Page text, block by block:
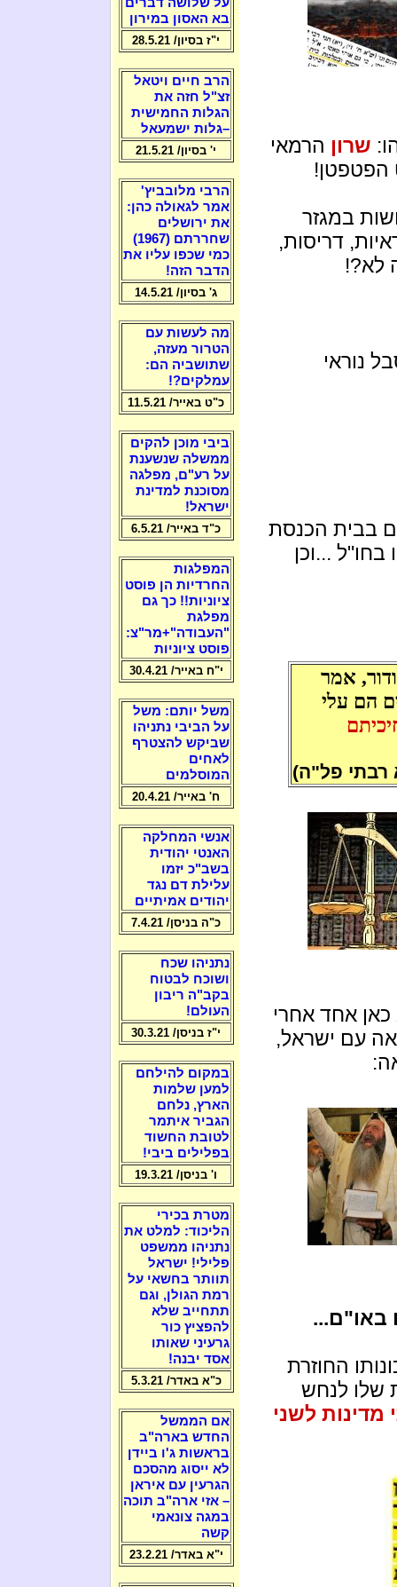
שרון הרמאי
הפטפטן!
במגזר
דריסות,
לא?!
נוראי
בבית הכנסת
...וכן
אמר
הם עלי
רבתי פל"ה)
כאן אחד אחרי
עם ישראל,
באו"ם...
החוזרת
שלו לנחש
מדינות לשני
בא האסון במירון
י"ז בסיון/ 28.5.21
הרב חיים ויטאל
זצ"ל חזה את
הגלות החמישית
–גלות ישמעאל
י' בסיון/ 21.5.21
הרבי מלובביץ'
אמר לגאולה כהן:
את ירושלים
שחררתם (1967)
כמי שכפו עליו את
הדבר הזה!
ג' בסיון/ 14.5.21
מה לעשות עם
הטרור מעזה,
שתושביה הם:
עמלקים?!
כ"ט באייר/ 11.5.21
ביבי מוכן להקים
ממשלה שנשענת
על רע"ם, מפלגה
מסוכנת למדינת
ישראל!
כ"ד באייר/ 6.5.21
המפלגות
החרדיות הן פוסט
ציוניות!! כך גם
מפלגת
"העבודה"+מר"צ:
פוסט ציוניות
י"ח באייר/ 30.4.21
משל יותם: משל
על הביבי נתניהו
שביקש להצטרף
לאחים
המוסלמים
ח' באייר/ 20.4.21
אנשי המחלקה
האנטי יהודית
בשב"כ יזמו
עלילת דם נגד
יהודים אמיתיים
כ"ה בניסן/ 7.4.21
נתניהו שכח
ושוכח לבטוח
בקב"ה ריבון
העולם!
י"ז בניסן/ 30.3.21
במקום להילחם
למען שלמות
הארץ, נלחם
הגביר איתמר
לטובת החשוד
בפלילים ביבי!
ו' בניסן/ 19.3.21
מטרת בכירי
הליכוד: למלט את
נתניהו ממשפט
פלילי! ישראל
תוותר בחשאי על
רמת הגולן, וגם
תתחייב שלא
להפציץ כור
גרעיני שאותו
אסד יבנה!
כ"א באדר/ 5.3.21
אם הממשל
החדש בארה"ב
בראשות ג'ו ביידן
לא ייסוג מהסכם
הגרעין עם איראן
– אזי ארה"ב תוכה
במגה צונאמי
קשה
י"א באדר/ 23.2.21